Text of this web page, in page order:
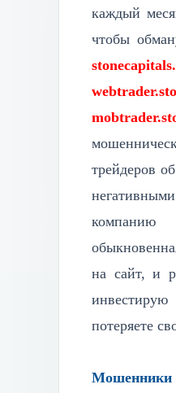
каждый
чтобы
трейдеров
на сайт, и
потеряете